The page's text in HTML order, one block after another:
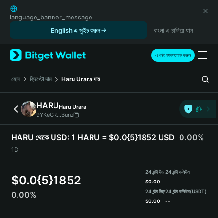
English
日本語
Русский
Español (Latinoamérica)
Türkçe
Italiano
Deutsch
简体中文
繁體中文
Português (Portugal)
Bahasa Indonesia
Español
language_banner_message
English এ সুইচ করুন
বাংলা এ চালিয়ে যান
এখনই ডাউনলোড করুন
হোম ক্রিপ্টো দাম Haru Urara দাম
HARUHaru Urara
9YKeGR...Bunz
ঝুঁকি
HARU থেকে USD: 1 HARU = $0.0{5}1852 USD 0.00%
1D
$0.0{5}1852
0.00%
24 ঘন্টা উচ্চ
$0.00
24 ঘন্টা নিম্ন
$0.00
24 ঘন্টা ভলিউম
--
24 ঘন্টা ভলিউম(USDT)
--